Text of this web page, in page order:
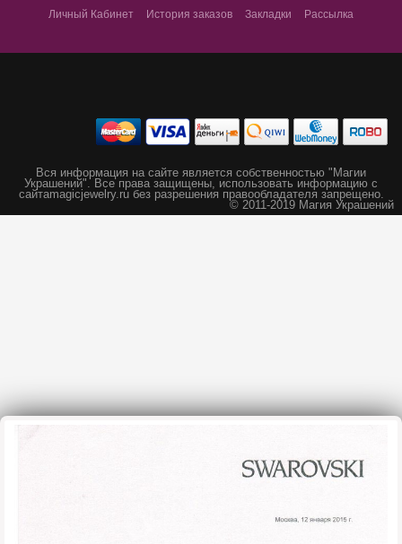
Личный Кабинет История заказов Закладки Рассылка
Вся информация на сайте является собственностью "Магии
Украшений". Все права защищены, использовать информацию с
сайтаmagicjewelry.ru без разрешения правообладателя запрещено.
© 2011-2019 Магия Украшений